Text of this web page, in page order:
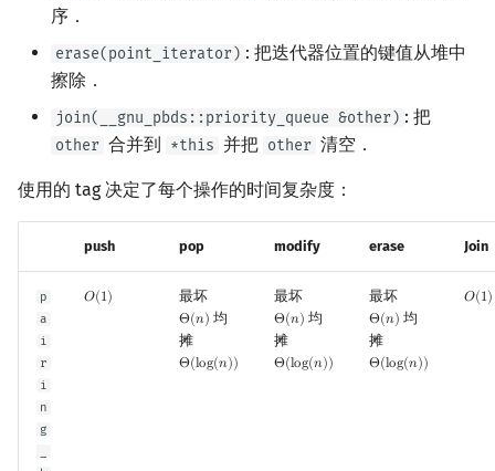
序．
erase(point_iterator) : 把迭代器位置的键值从堆中
擦除．
join(__gnu_pbds::priority_queue &other) : 把
other 合并到 *this 并把 other 清空．
使用的 tag 决定了每个操作的时间复杂度：
push pop modify erase Join
p
a
i
r
i
n
g
𝑂(1)
O(1) 最坏
Θ(𝑛)
Θ(n) 均
摊
Θ(log(𝑛))
Θ(log(n))
最坏
Θ(𝑛)
Θ(n) 均
摊
Θ(log(𝑛))
Θ(log(n))
最坏
Θ(𝑛)
Θ(n) 均
摊
Θ(log(𝑛))
Θ(log(n))
𝑂(1)
O(1)